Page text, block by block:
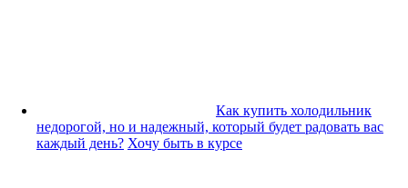
Как купить холодильник
недорогой, но и надежный, который будет радовать вас
каждый день? Хочу быть в курсе